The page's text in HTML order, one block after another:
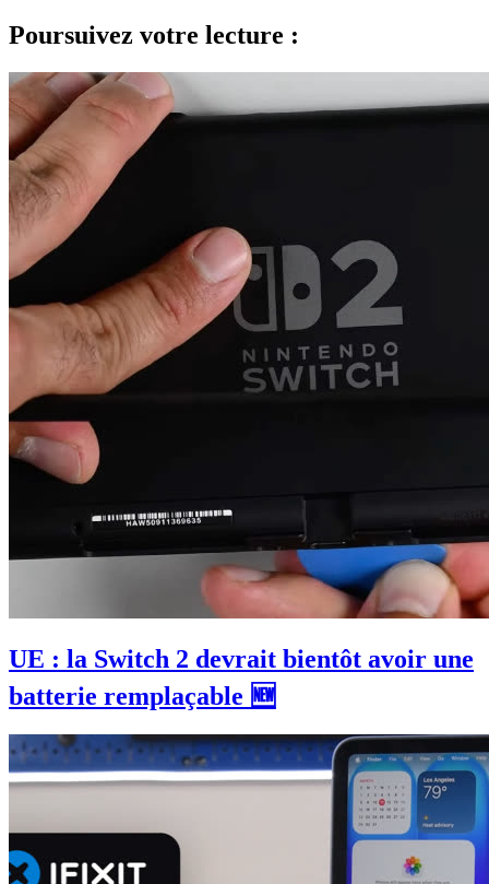
Poursuivez votre lecture :
UE : la Switch 2 devrait bientôt avoir une
batterie remplaçable 🆕